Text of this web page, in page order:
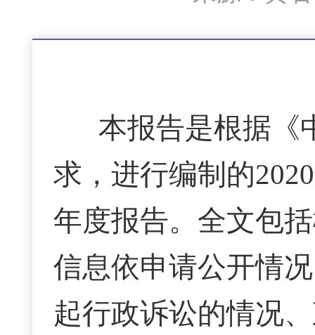
本报告是根据《
求，进行编制的
年度报告。全文包
信息依申请公开情
起行政诉讼的情况